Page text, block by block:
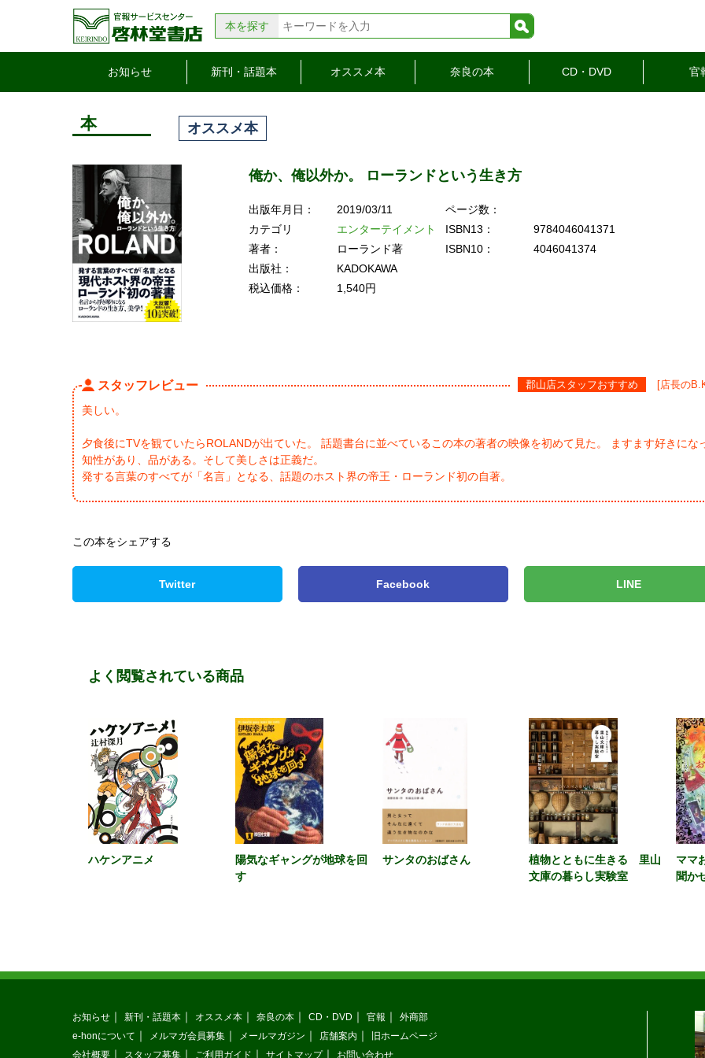
本を探す
お知らせ 新刊・話題本 オススメ本 奈良の本 CD・DVD 官
本 オススメ本
俺か、俺以外か。 ローランドという生き方
出版年月日：
2019/03/11
カテゴリ
エンターテイメント
著者：
ローランド著
出版社：
KADOKAWA
税込価格：
1,540円
ページ数：
ISBN13：
9784046041371
ISBN10：
4046041374
スタッフレビュー 郡山店スタッフおすすめ [店長の
美しい。
夕食後にTVを観ていたらROLANDが出ていた。 話題書台に並べているこの本の著者の映像を初めて見た。 ますます好きにな
知性があり、品がある。そして美しさは正義だ。
発する言葉のすべてが「名言」となる、話題のホスト界の帝王・ローランド初の自著。
この本をシェアする
Twitter Facebook LINE
よく閲覧されている商品
ハケンアニメ
陽気なギャングが地球を回
す
サンタのおばさん
植物とともに生きる 里山
文庫の暮らし実験室
ママ
聞か
お知らせ 新刊・話題本 オススメ本 奈良の本 CD・DVD 官報
外商部
e-honについて
メルマガ会員募集 メールマガジン 店舗案内
旧ホームページ
会社概要
スタッフ募集 ご利用ガイド サイトマップ お問い合わせ